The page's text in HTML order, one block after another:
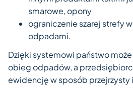
smarowe, opony
ograniczenie szarej strefy
odpadami.
Dzięki systemowi państwo
obieg odpadów, a
ewidencję w sposób przejrzysty